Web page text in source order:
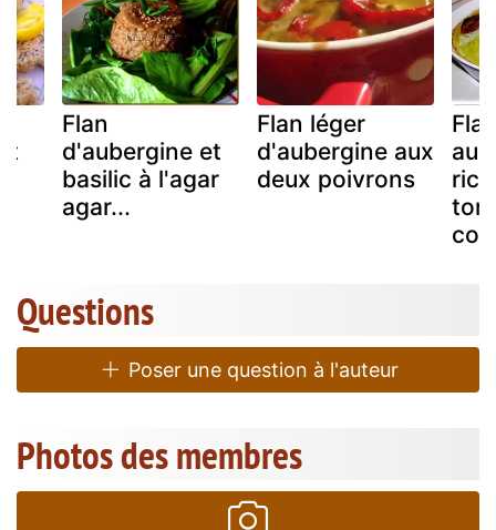
Flan
d'aubergine et
basilic à l'agar
agar...
Flan léger
d'aubergine aux
deux poivrons
Questions
Poser une question à l'auteur
Photos des membres